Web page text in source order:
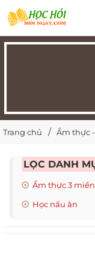
Trang chủ Ẩm thực
LỌC DANH
Ẩm thực 3 miền
Học nấu ăn